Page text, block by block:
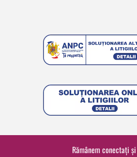
Rămânem conectați